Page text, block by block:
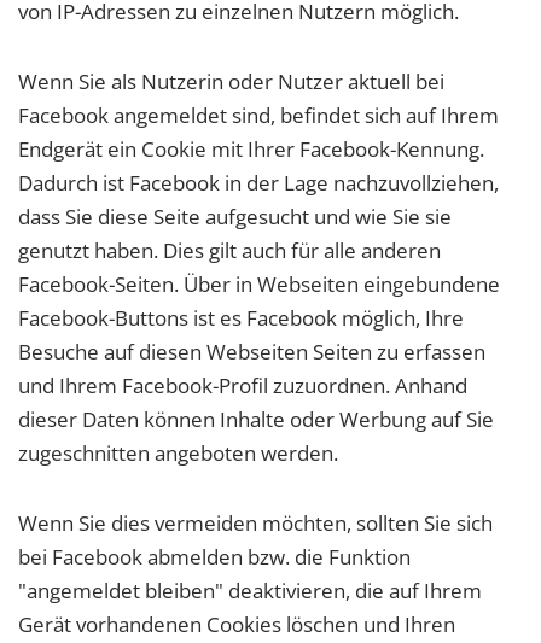
von IP-Adressen zu einzelnen Nutzern möglich.
Wenn Sie als Nutzerin oder Nutzer aktuell bei
Facebook angemeldet sind, befindet sich auf Ihrem
Endgerät ein Cookie mit Ihrer Facebook-Kennung.
Dadurch ist Facebook in der Lage nachzuvollziehen,
dass Sie diese Seite aufgesucht und wie Sie sie
genutzt haben. Dies gilt auch für alle anderen
Facebook-Seiten. Über in Webseiten eingebundene
Facebook-Buttons ist es Facebook möglich, Ihre
Besuche auf diesen Webseiten Seiten zu erfassen
und Ihrem Facebook-Profil zuzuordnen. Anhand
dieser Daten können Inhalte oder Werbung auf Sie
zugeschnitten angeboten werden.
Wenn Sie dies vermeiden möchten, sollten Sie sich
bei Facebook abmelden bzw. die Funktion
"angemeldet bleiben" deaktivieren, die auf Ihrem
Gerät vorhandenen Cookies löschen und Ihren